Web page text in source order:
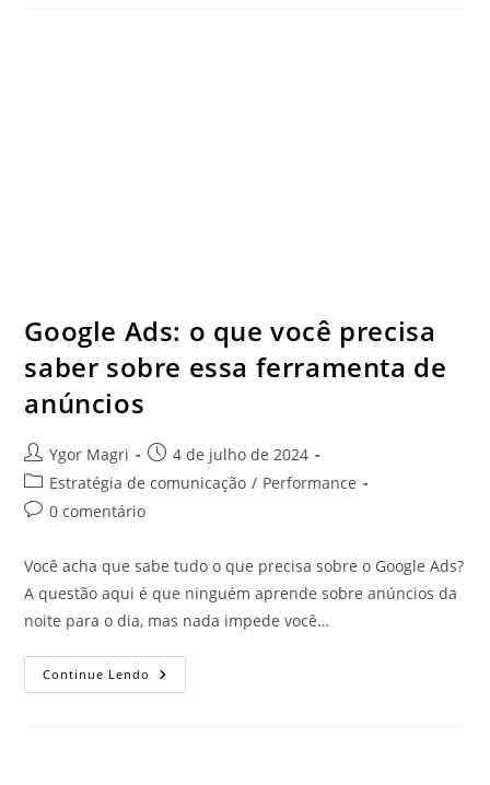
Google Ads: o que você precisa
saber sobre essa ferramenta de
anúncios
Ygor Magri
4 de julho de 2024
Estratégia de comunicação / Performance
0 comentário
Você acha que sabe tudo o que precisa sobre o Google Ads?
A questão aqui é que ninguém aprende sobre anúncios da
noite para o dia, mas nada impede você…
Continue Lendo